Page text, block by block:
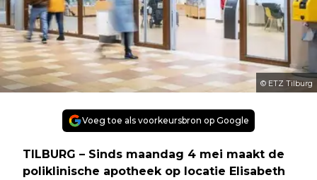
© ETZ Tilburg
Voeg toe als voorkeursbron op Google
TILBURG – Sinds maandag 4 mei maakt de
poliklinische apotheek op locatie Elisabeth